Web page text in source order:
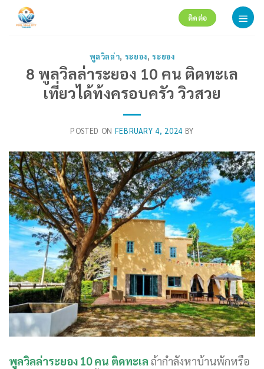
ติดต่อ
พูลวิลล่า, ระยอง,ระยอง
8 พูลวิลล่าระยอง 10 คน ติดทะเล
เที่ยวได้ท้งครอบครัว วิวสวย
POSTED ON FEBRUARY 4, 2024 BY
พูลวิลล่าระยอง 10 คน ติดทะเล ถ้ากำลังหาบ้านพักหรือ